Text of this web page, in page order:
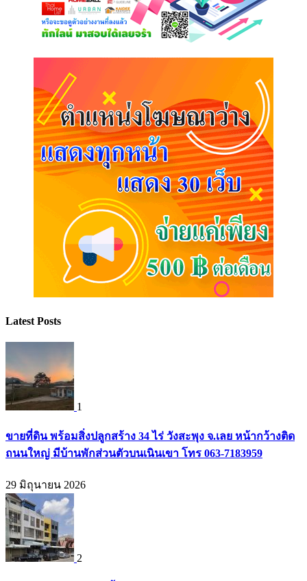
Latest Posts
1
ขายที่ดิน พร้อมสิ่งปลูกสร้าง 34 ไร่ วังสะพุง จ.เลย หน้ากว้างติด
ถนนใหญ่ มีบ้านพักส่วนตัวบนเนินเขา โทร 063-7183959
29 มิถุนายน 2026
2